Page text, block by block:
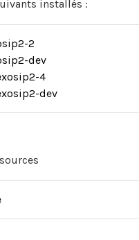
installés :
2
dev
4
dev